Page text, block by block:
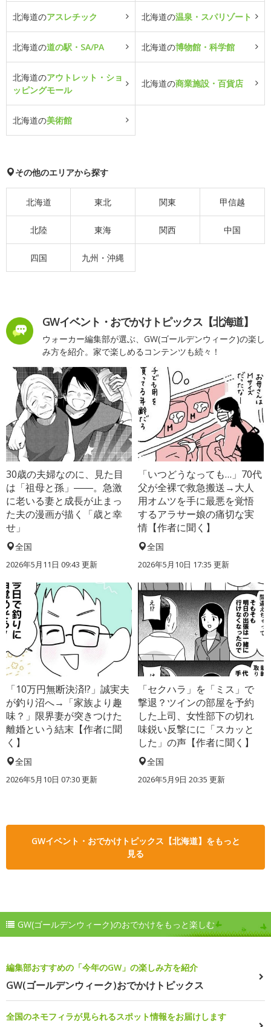
北海道のアスレチック 北海道の温泉・スパリゾート
北海道の道の駅・SA/PA 北海道の博物館・科学館
北海道のアウトレット・ショ
ッピングモール
北海道の商業施設・百貨店
北海道の美術館
その他のエリアから探す
北海道 東北 関東 甲信越
北陸 東海 関西 中国
四国 九州・沖縄
GWイベント・おでかけトピックス【北海道】
ウォーカー編集部が選ぶ、GW(ゴールデンウィーク)の楽し
み方を紹介。家で楽しめるコンテンツも続々！
30歳の夫婦なのに、見た目
は「祖母と孫」――。急激
に老いる妻と成長が止まっ
た夫の漫画が描く「歳と幸
せ」
全国
2026年5月11日 09:43 更新
「いつどうなっても…」70代
父が全裸で救急搬送→大人
用オムツを手に最悪を覚悟
するアラサー娘の痛切な実
情【作者に聞く】
全国
2026年5月10日 17:35 更新
「10万円無断決済!?」誠実夫
が釣り沼へ→「家族より趣
味？」限界妻が突きつけた
離婚という結末【作者に聞
く】
全国
2026年5月10日 07:30 更新
「セクハラ」を「ミス」で
撃退？ツインの部屋を予約
した上司、女性部下の切れ
味鋭い反撃にに「スカッと
した」の声【作者に聞く】
全国
2026年5月9日 20:35 更新
GWイベント・おでかけトピックス【北海道】をもっと
見る
GW(ゴールデンウィーク)のおでかけをもっと楽しむ
編集部おすすめの「今年のGW」の楽しみ方を紹介
GW(ゴールデンウィーク)おでかけトピックス
全国のネモフィラが見られるスポット情報をお届けします